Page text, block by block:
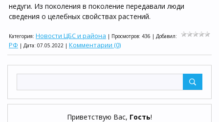
Приветствую Вас, Гость!
недуги. Из поколения в поколение передавали люди
сведения о целебных свойствах растений.
Категория: Новости ЦБС и района | Просмотров: 436 | Добавил:
РФ | Дата: 07.05.2022 | Комментарии (0)